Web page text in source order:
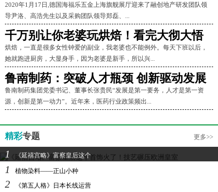
2020年1月17日,德国海福乐五金上海旗舰展厅迎来了融创地产研发团队领
导尹洛、高浩先生以及采购团队领导郑磊、...
千万别让你老婆玩烘焙！看完大彻大悟
烘焙，一直是很多女性钟爱的副业，我老婆也不能例外。每天下班以后，
她就跑进厨房，大显身手，因为老婆是新手，所以兴...
鲁南制药：突破人才瓶颈 创新驱动发展
鲁南制药集团党委书记、董事长张贵民“发展是第一要务，人才是第一资
源，创新是第一动力”。近年来，医药行业政策频出...
精彩专题 更多>>
1 《延禧宫略》富察皇后这个
1 植物染料——正山小种
2 《第五人格》日本长线运营